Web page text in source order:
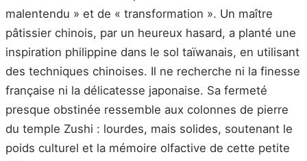
malentendu » et de « transformation ». Un maître
pâtissier chinois, par un heureux hasard, a planté une
inspiration philippine dans le sol taïwanais, en utilisant
des techniques chinoises. Il ne recherche ni la finesse
française ni la délicatesse japonaise. Sa fermeté
presque obstinée ressemble aux colonnes de pierre
du temple Zushi : lourdes, mais solides, soutenant le
poids culturel et la mémoire olfactive de cette petite